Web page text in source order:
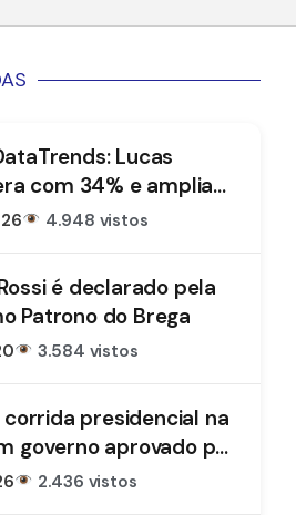
Lucas
com 34% e amplia
disputa pelo
4.948 vistos
é declarado pela
Patrono do Brega
3.584 vistos
presidencial na
governo aprovado por
DataTrends
2.436 vistos